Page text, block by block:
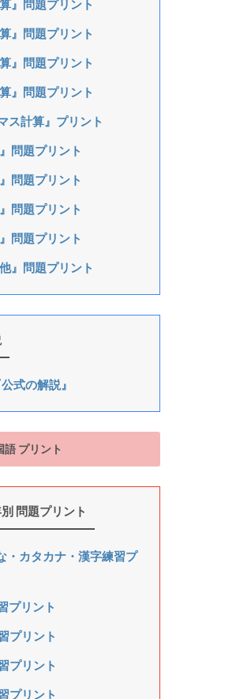
』問題プリント
』問題プリント
』問題プリント
』問題プリント
ス計算』プリント
問題プリント
問題プリント
問題プリント
問題プリント
』問題プリント
式の解説』
語 プリント
問題プリント
・カタカナ・漢字練習プ
プリント
プリント
プリント
プリント